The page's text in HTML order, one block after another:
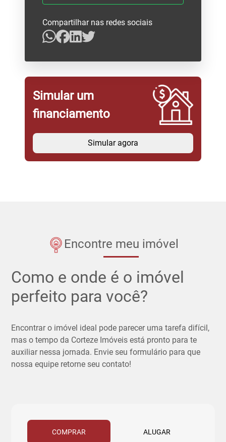
Compartilhar nas redes sociais
Simular um
financiamento
Simular agora
Encontre meu imóvel
Como e onde é o imóvel
perfeito para você?
Encontrar o imóvel ideal pode parecer uma tarefa difícil,
mas o tempo da Corteze Imóveis está pronto para te
auxiliar nessa jornada. Envie seu formulário para que
nossa equipe retorne seu contato!
COMPRAR ALUGAR